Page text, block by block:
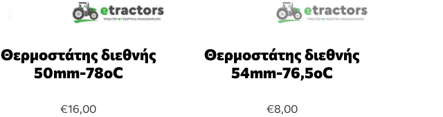
Θερμοστάτης διεθνής
50mm-78οC
€16,00
Θερμοστάτης διεθνής
54mm-76,5oC
€8,00